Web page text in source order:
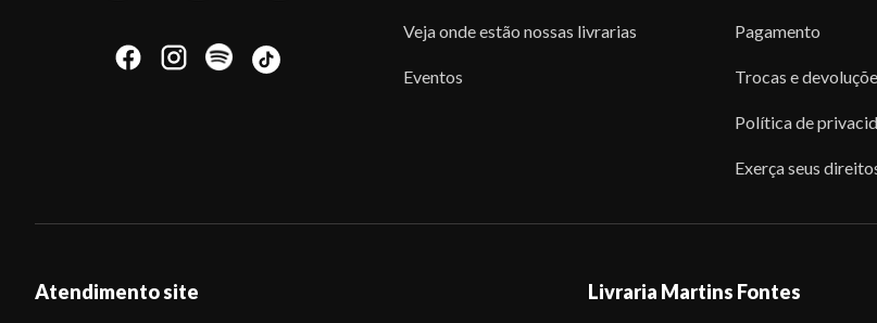
Veja onde estão nossas livrarias
Eventos
Pagamento
Trocas e
Política de
Exerça seus
Atendimento site Livraria Martins Fontes